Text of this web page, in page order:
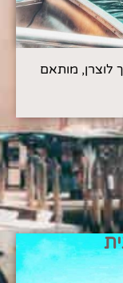
לוצרן, מותאם